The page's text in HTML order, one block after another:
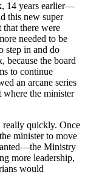
14 years earlier—
this new super
there were
needed to be
step in and do
because the board
to continue
an arcane series
where the minister
really quickly. Once
minister to move
Ministry
more leadership,
would